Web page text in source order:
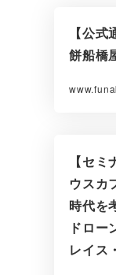
【公
餅船橋
【セ
ウスカ
時代を
ドロー
レイス